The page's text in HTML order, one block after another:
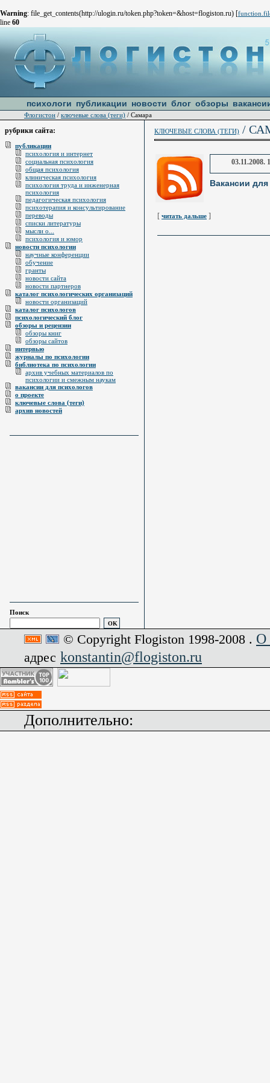
Warning: file_get_contents(http://ulogin.ru/token.php?token=&host=flogiston.ru) [
line 60
психологи публикации новости блог обзоры
Флогистон / ключевые слова (теги) / Самара
рубрики сайта:
публикации
психология и интернет
социальная психология
общая психология
клиническая психология
психология труда и инженерная
психология
педагогическая психология
психотерапия и консультирование
переводы
списки литературы
мысли о...
психология и юмор
новости психологии
научные конференции
обучение
гранты
новости сайта
новости партнеров
каталог психологических организаций
новости организаций
каталог психологов
психологический блог
обзоры и рецензии
обзоры книг
обзоры сайтов
интервью
журналы по психологии
библиотека по психологии
архив учебных материалов по
психологии и смежным наукам
вакансии для психологов
о проекте
ключевые слова (теги)
архив новостей
Поиск
КЛЮЧЕВЫЕ СЛОВА (ТЕГИ) /
03.11.2008.
Вакансии
[ читать дальше ]
© Copyright Flogiston 1998-2008 . О
адрес konstantin@flogiston.ru
Дополнительно: